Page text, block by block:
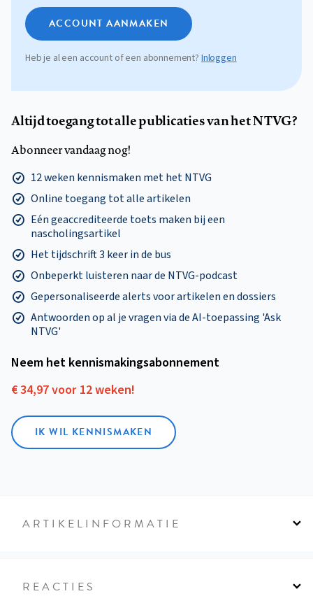
ACCOUNT AANMAKEN
Heb je al een account of een abonnement? Inloggen
Altijd toegang tot alle publicaties van het NTVG?
Abonneer vandaag nog!
12 weken kennismaken met het NTVG
Online toegang tot alle artikelen
Eén geaccrediteerde toets maken bij een
nascholingsartikel
Het tijdschrift 3 keer in de bus
Onbeperkt luisteren naar de NTVG-podcast
Gepersonaliseerde alerts voor artikelen en dossiers
Antwoorden op al je vragen via de AI-toepassing 'Ask
NTVG'
Neem het kennismakings­abonnement
€ 34,97 voor 12 weken!
IK WIL KENNISMAKEN
ARTIKELINFORMATIE
REACTIES